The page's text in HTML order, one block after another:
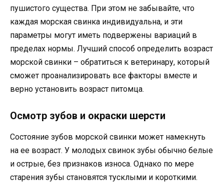
пушистого существа. При этом не забывайте, что
каждая морская свинка индивидуальна, и эти
параметры могут иметь подвержены вариаций в
пределах нормы. Лучший способ определить возраст
морской свинки – обратиться к ветеринару, который
сможет проанализировать все факторы вместе и
верно установить возраст питомца.
Осмотр зубов и окраски шерсти
Состояние зубов морской свинки может намекнуть
на ее возраст. У молодых свинок зубы обычно белые
и острые, без признаков износа. Однако по мере
старения зубы становятся тусклыми и короткими.